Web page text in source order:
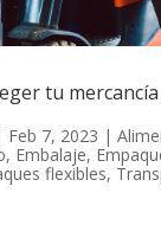
tu
Feb 7, 2023 |
, Embalaje,
flexibles,